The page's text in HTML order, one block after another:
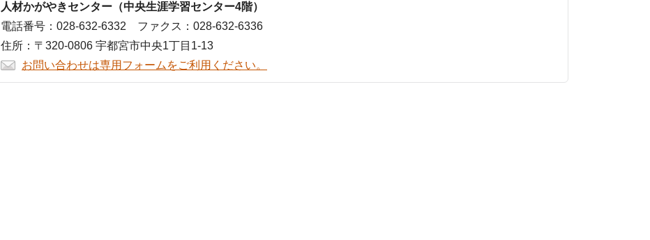
人材かがやきセンター（中央生涯学習センター4階）
電話番号：028-632-6332 ファクス：028-632-6336
住所：〒320-0806 宇都宮市中央1丁目1-13
お問い合わせは専用フォームをご利用ください。